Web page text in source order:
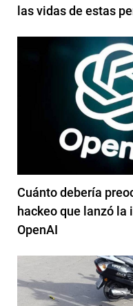
las vidas de estas
Cuánto debería
hackeo que lanzó
OpenAI